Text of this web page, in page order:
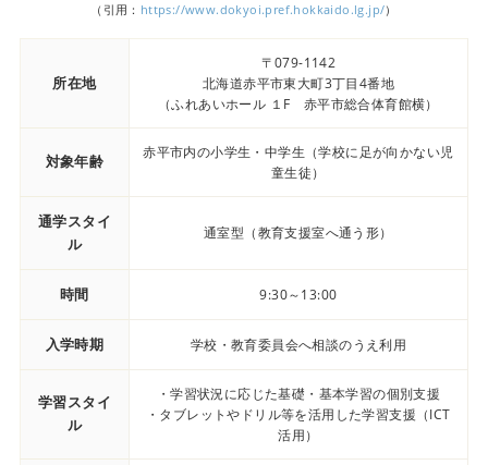
（引用： https://www.dokyoi.pref.hokkaido.lg.jp/）
所在地
〒079-1142
北海道赤平市東大町3丁目4番地
（ふれあいホール １F 赤平市総合体育館横）
対象年齢
赤平市内の小学生・中学生（学校に足が向かない児
童生徒）
通学スタイ
ル
通室型（教育支援室へ通う形）
時間 9:30～13:00
入学時期 学校・教育委員会へ相談のうえ利用
学習スタイ
ル
・学習状況に応じた基礎・基本学習の個別支援
・タブレットやドリル等を活用した学習支援（ICT
活用）